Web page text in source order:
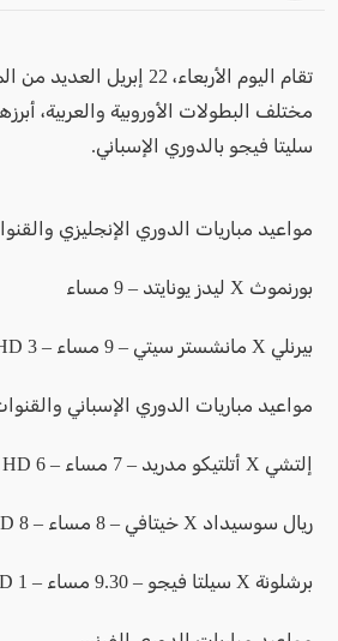
تقام اليوم الأربعاء، 22 إبريل
مختلف البطولات الأوروبية والعربية،
سليتا فيجو بالدوري الإسباني.
مواعيد مباريات الدوري الإنجليزي
بورنموث X ليدز يونايتد – 9 مساء
بيرنلي X مانشستر سيتي – 9 مساء – beIN Sports HD 3
مواعيد مباريات الدوري الإسباني
إلتشي X أتلتيكو مدريد – 7 مساء – beIN Sports HD 6
ريال سوسيداد X خيتافي – 8 مساء – beIN Sports HD 8
برشلونة X سيلتا فيجو – 9.30 مساء – beIN Sports HD 1